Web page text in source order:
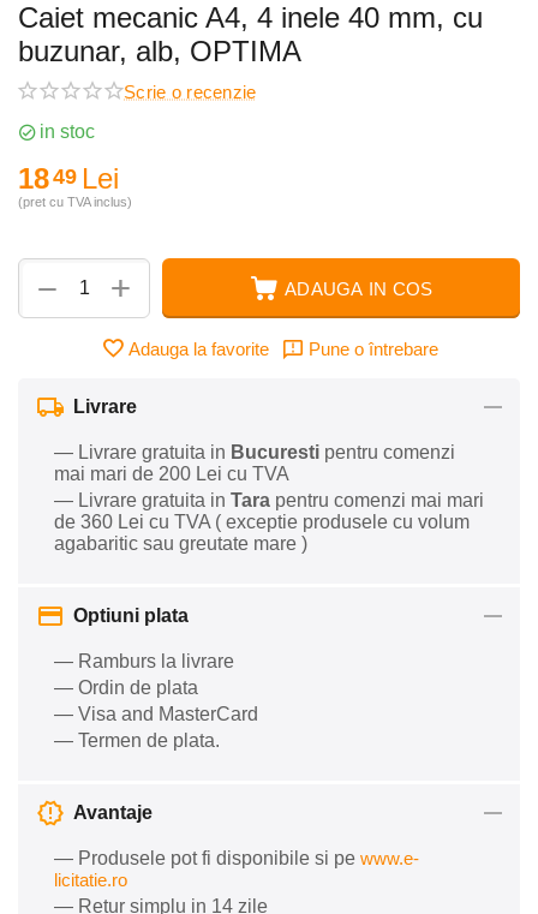
Caiet mecanic A4, 4 inele 40 mm, cu
buzunar, alb, OPTIMA
Scrie o recenzie
in stoc
1849 Lei
(pret cu TVA inclus)
+
− ADAUGA IN COS
Adauga la favorite Pune o întrebare
Livrare
— Livrare gratuita in Bucuresti pentru comenzi
mai mari de 200 Lei cu TVA
— Livrare gratuita in Tara pentru comenzi mai mari
de 360 Lei cu TVA ( exceptie produsele cu volum
agabaritic sau greutate mare )
Optiuni plata
— Ramburs la livrare
— Ordin de plata
— Visa and MasterCard
— Termen de plata.
Avantaje
— Produsele pot fi disponibile si pe www.e-
licitatie.ro
— Retur simplu in 14 zile